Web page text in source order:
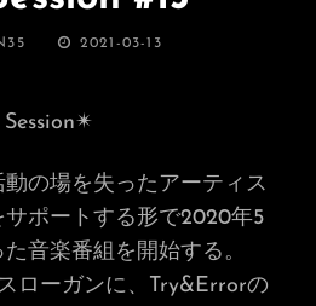
投
2021-03-13
の場を失ったアーティス
サポートする形で2020年5
音楽番組を開始する。
ローガンに、Try&Errorの